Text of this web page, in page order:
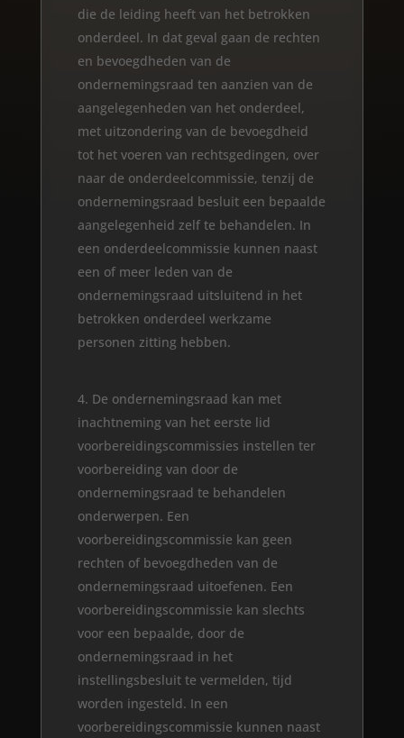
die de leiding heeft van het betrokken
onderdeel. In dat geval gaan de rechten
en bevoegdheden van de
ondernemingsraad ten aanzien van de
aangelegenheden van het onderdeel,
met uitzondering van de bevoegdheid
tot het voeren van rechtsgedingen, over
naar de onderdeelcommissie, tenzij de
ondernemingsraad besluit een bepaalde
aangelegenheid zelf te behandelen. In
een onderdeelcommissie kunnen naast
een of meer leden van de
ondernemingsraad uitsluitend in het
betrokken onderdeel werkzame
personen zitting hebben.
De ondernemingsraad kan met
inachtneming van het eerste lid
voorbereidingscommissies instellen ter
voorbereiding van door de
ondernemingsraad te behandelen
onderwerpen. Een
voorbereidingscommissie kan geen
rechten of bevoegdheden van de
ondernemingsraad uitoefenen. Een
voorbereidingscommissie kan slechts
voor een bepaalde, door de
ondernemingsraad in het
instellingsbesluit te vermelden, tijd
worden ingesteld. In een
voorbereidingscommissie kunnen naast